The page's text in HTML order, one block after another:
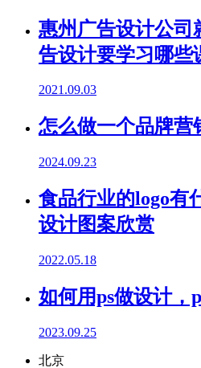
惠州广告设计公司
告设计要学习哪些
2021.09.03
怎么做一个品牌营
2024.09.23
食品行业的logo有
设计图案欣赏
2022.05.18
如何用ps做设计，
2023.09.25
北京